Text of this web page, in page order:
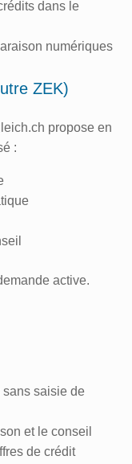
dans le
numériques
ZEK)
propose en
:
active.
saisie de
et le conseil
de crédit